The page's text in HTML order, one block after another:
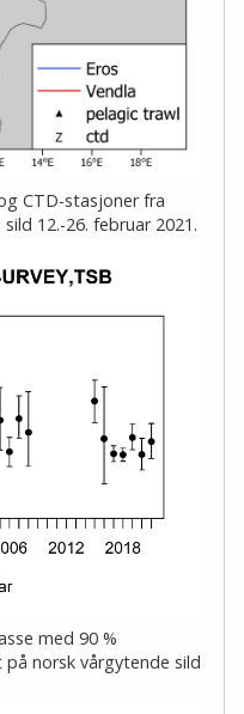
CTD-stasjoner fra
12.-26. februar 2021.
med 90 %
norsk vårgytende sild